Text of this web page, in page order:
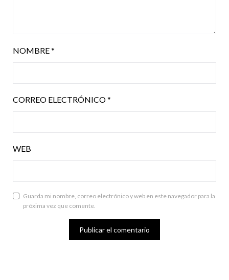
NOMBRE*
CORREO ELECTRÓNICO*
WEB
Guarda mi nombre, correo electrónico y web en este navegador para la
próxima vez que comente.